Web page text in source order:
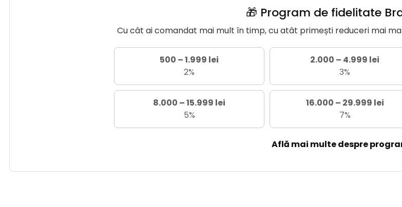
🎁 Program de fidelitate
Cu cât ai comandat mai mult în timp, cu atât primești reduceri mai
500 – 1.999 lei
2%
2.000 – 4.999 lei
3%
8.000 – 15.999 lei
5%
16.000 – 29.999 lei
7%
Află mai multe despre